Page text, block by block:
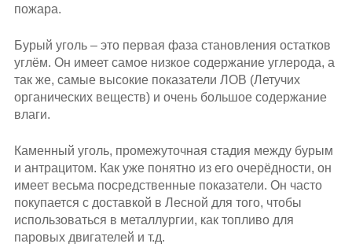
пожара.
Бурый уголь – это первая фаза становления остатков
углём. Он имеет самое низкое содержание углерода, а
так же, самые высокие показатели ЛОВ (Летучих
органических веществ) и очень большое содержание
влаги.
Каменный уголь, промежуточная стадия между бурым
и антрацитом. Как уже понятно из его очерёдности, он
имеет весьма посредственные показатели. Он часто
покупается с доставкой в Лесной для того, чтобы
использоваться в металлургии, как топливо для
паровых двигателей и т.д.